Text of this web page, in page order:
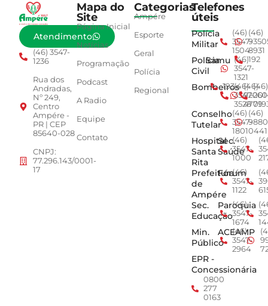
Atendimento
(46) 3547-
1236
Rua dos
Andradas,
Nº 249,
Centro
Ampére -
PR | CEP
85640-028
CNPJ:
77.296.143/0001-
17
Mapa do
Site
Página Inicial
Notícias
Programação
Podcast
A Radio
Equipe
Contato
Categorias
Ampére
Esporte
Geral
Polícia
Regional
Telefones
úteis
Polícia
Militar
(46)
3547-
1504
(46)
8931
Polícia
Civil
Samu (46)
3547-
1321
192
Bombeiros
193(46)
3547-
3528
(46)
4779
(46)
Conselho
Tutelar
(46)
3547-
1801
(46)
0441
Hospital
Santa
Rita
Sec.
Saúde
(46)
3547-
1000
Prefeitura
de
Ampére
Fórum
(46)
3547-
1122
Sec.
Educação
Paroquia
(46)
3547-
1674
Min.
Público
ACEAMP
(46)
3547-
2964
EPR -
Concessionária
0800
277
0163